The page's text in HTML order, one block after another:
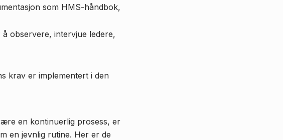
som HMS-håndbok,
observere, intervjue ledere,
krav er implementert i den
en kontinuerlig prosess, er
en jevnlig rutine. Her er de